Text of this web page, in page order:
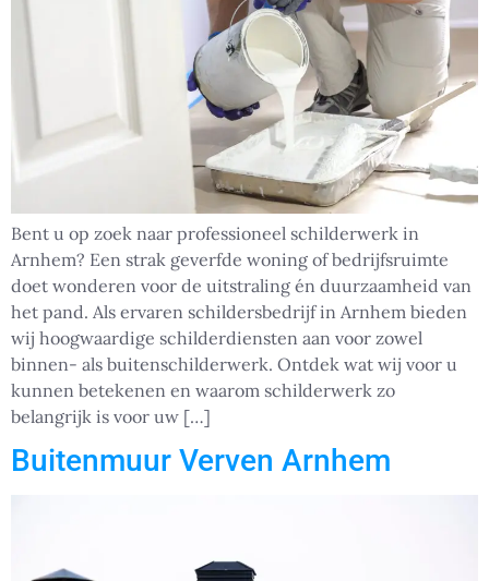
Bent u op zoek naar professioneel schilderwerk in
Arnhem? Een strak geverfde woning of bedrijfsruimte
doet wonderen voor de uitstraling én duurzaamheid van
het pand. Als ervaren schildersbedrijf in Arnhem bieden
wij hoogwaardige schilderdiensten aan voor zowel
binnen- als buitenschilderwerk. Ontdek wat wij voor u
kunnen betekenen en waarom schilderwerk zo
belangrijk is voor uw […]
Buitenmuur Verven Arnhem